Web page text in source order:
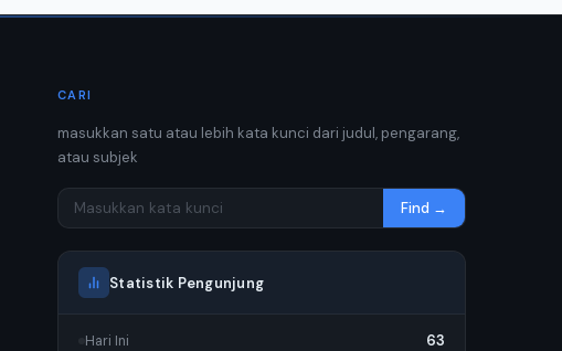
CARI
masukkan satu atau lebih kata kunci dari judul, pengarang,
atau subjek
Find →
Statistik Pengunjung
Hari Ini 63